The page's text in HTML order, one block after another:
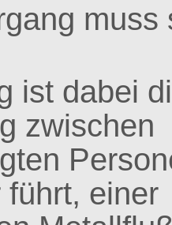
ist dabei
zwischen
einer